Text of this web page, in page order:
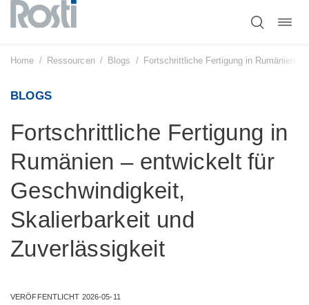
Zum
springen
Home / Ressourcen / Blogs / Fortschrittliche Fertigung in Rumänien
BLOGS
Fortschrittliche Fertigung in
Rumänien – entwickelt für
Geschwindigkeit,
Skalierbarkeit und
Zuverlässigkeit
VERÖFFENTLICHT 2026-05-11